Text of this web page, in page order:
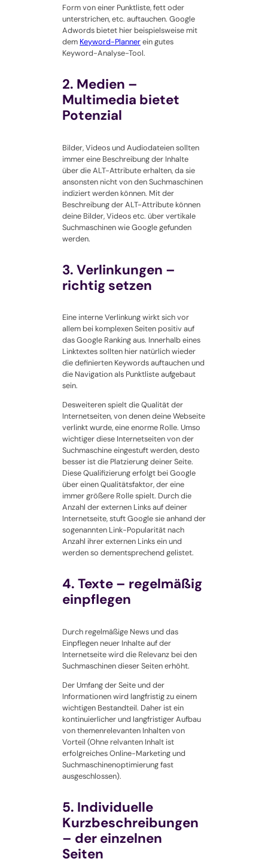
Form von einer Punktliste, fett oder
unterstrichen, etc. auftauchen. Google
Adwords bietet hier beispielsweise mit
dem Keyword-Plannerein gutes
Keyword-Analyse-Tool.
2. Medien –
Multimedia bietet
Potenzial
Bilder, Videos und Audiodateien sollten
immer eine Beschreibung der Inhalte
über die ALT-Attribute erhalten, da sie
ansonsten nicht von den Suchmaschinen
indiziert werden können. Mit der
Beschreibung der ALT-Attribute können
deine Bilder, Videos etc. über vertikale
Suchmaschinen wie Google gefunden
werden.
3. Verlinkungen –
richtig setzen
Eine interne Verlinkung wirkt sich vor
allem bei komplexen Seiten positiv auf
das Google Ranking aus. Innerhalb eines
Linktextes sollten hier natürlich wieder
die definierten Keywords auftauchen und
die Navigation als Punktliste aufgebaut
sein.
Desweiteren spielt die Qualität der
Internetseiten, von denen deine Webseite
verlinkt wurde, eine enorme Rolle. Umso
wichtiger diese Internetseiten von der
Suchmaschine eingestuft werden, desto
besser ist die Platzierung deiner Seite.
Diese Qualifizierung erfolgt bei Google
über einen Qualitätsfaktor, der eine
immer größere Rolle spielt. Durch die
Anzahl der externen Links auf deiner
Internetseite, stuft Google sie anhand der
sogenannten Link-Popularität nach
Anzahl ihrer externen Links ein und
werden so dementsprechend gelistet.
4. Texte – regelmäßig
einpflegen
Durch regelmäßige News und das
Einpflegen neuer Inhalte auf der
Internetseite wird die Relevanz bei den
Suchmaschinen dieser Seiten erhöht.
Der Umfang der Seite und der
Informationen wird langfristig zu einem
wichtigen Bestandteil. Daher ist ein
kontinuierlicher und langfristiger Aufbau
von themenrelevanten Inhalten von
Vorteil (Ohne relvanten Inhalt ist
erfolgreiches Online-Marketing und
Suchmaschinenoptimierung fast
ausgeschlossen).
5. Individuelle
Kurzbeschreibungen
– der einzelnen
Seiten